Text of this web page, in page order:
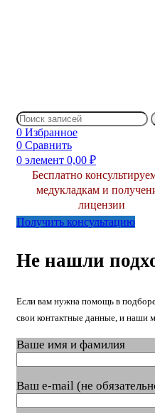
0 Избранное
0 Сравнить
0 элемент 0,00 ₽
Бесплатно
медукладкам и
лицензии
Получить консультацию
Не нашли
Если вам нужна помощь в подборе
свои контактные данные, и наши
Ваше имя и фамилия
Ваш e-mail (не